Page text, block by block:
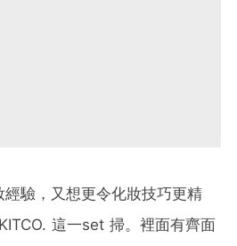
驗，又想更令化妝技巧更精
這一set 掃。裡面有齊面